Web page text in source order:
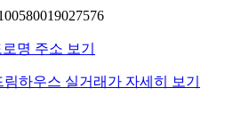
명 주소 보기
림하우스 실거래가 자세히 보기